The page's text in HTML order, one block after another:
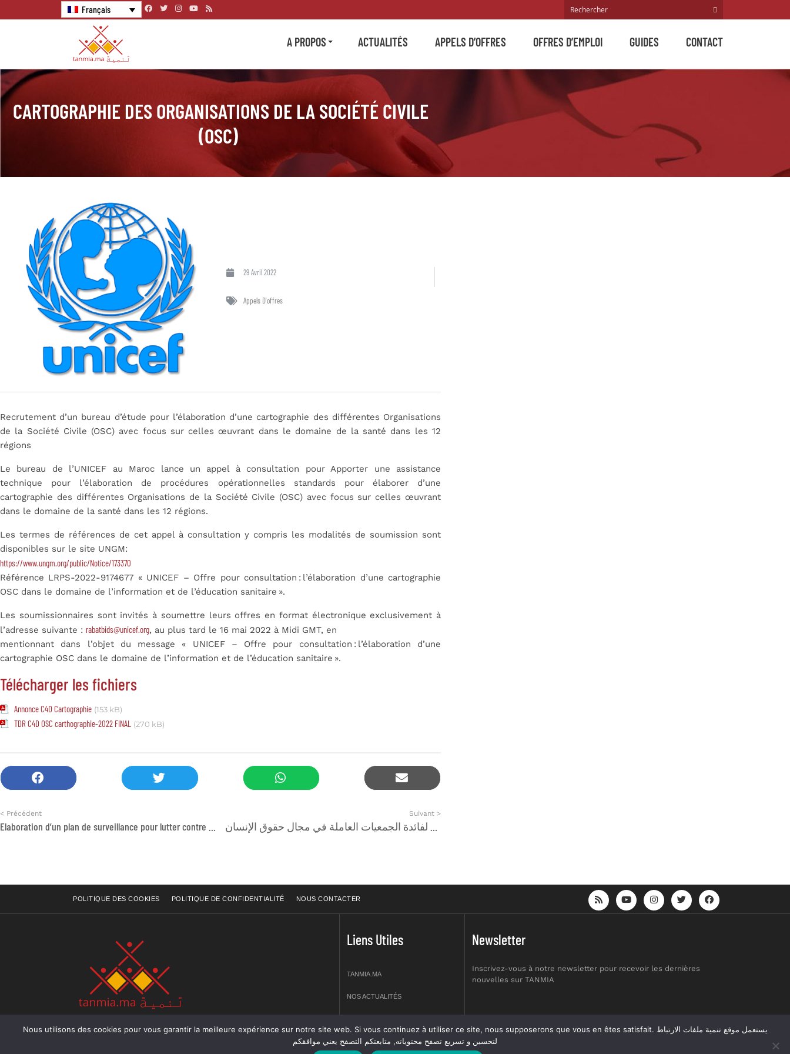
Français
A PROPOS ACTUALITÉS APPELS D’OFFRES OFFRES D’EMPLOI GUIDES CONTACT
CARTOGRAPHIE DES ORGANISATIONS DE LA SOCIÉTÉ CIVILE
(OSC)
29 Avril 2022
Appels D'offres
Recrutement d’un bureau d’étude pour l’élaboration d’une cartographie des différentes Organisations
de la Société Civile (OSC) avec focus sur celles œuvrant dans le domaine de la santé dans les 12
régions
Le bureau de l’UNICEF au Maroc lance un appel à consultation pour Apporter une assistance
technique pour l’élaboration de procédures opérationnelles standards pour élaborer d’une
cartographie des différentes Organisations de la Société Civile (OSC) avec focus sur celles œuvrant
dans le domaine de la santé dans les 12 régions.
Les termes de références de cet appel à consultation y compris les modalités de soumission sont
disponibles sur le site UNGM:
https://www.ungm.org/public/Notice/173370
Référence LRPS-2022-9174677 « UNICEF – Offre pour consultation : l’élaboration d’une cartographie
OSC dans le domaine de l’information et de l’éducation sanitaire ».
Les soumissionnaires sont invités à soumettre leurs offres en format électronique exclusivement à
l’adresse suivante : rabatbids@unicef.org, au plus tard le 16 mai 2022 à Midi GMT, en
mentionnant dans l’objet du message « UNICEF – Offre pour consultation : l’élaboration d’une
cartographie OSC dans le domaine de l’information et de l’éducation sanitaire ».
Télécharger les fichiers
Annonce C4D Cartographie (153 kB)
TDR C4D OSC carthographie-2022 FINAL (270 kB)
< Précédent
Prolongation
Suivant >
POLITIQUE DES COOKIES POLITIQUE DE CONFIDENTIALITÉ NOUS CONTACTER
Rue Raiss Achour, Résidence Badr A, ler étage, Apprt NO 2,
Liens Utiles
TANMIA.MA
NOS ACTUALITÉS
OFFRES D’EMPLOI
Newsletter
Inscrivez-vous à notre newsletter pour recevoir les dernières
nouvelles sur TANMIA
Nous utilisons des cookies pour vous garantir la meilleure expérience sur notre site web. Si vous continuez à utiliser ce site, nous supposerons que vous en êtes satisfait. يستعمل موقع تنمية ملفات الارتباط
لتحسين و تسريع تصفح محتوياته, متابعتكم التصفح يعني موافقكم